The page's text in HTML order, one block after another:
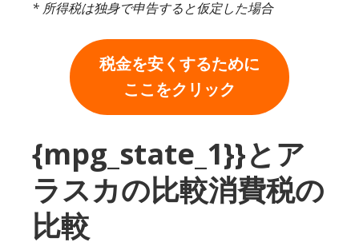
* 所得税は独身で申告すると仮定した場合
税金を安くするために
ここをクリック
{mpg_state_1}}とア
ラスカの比較消費税の
比較